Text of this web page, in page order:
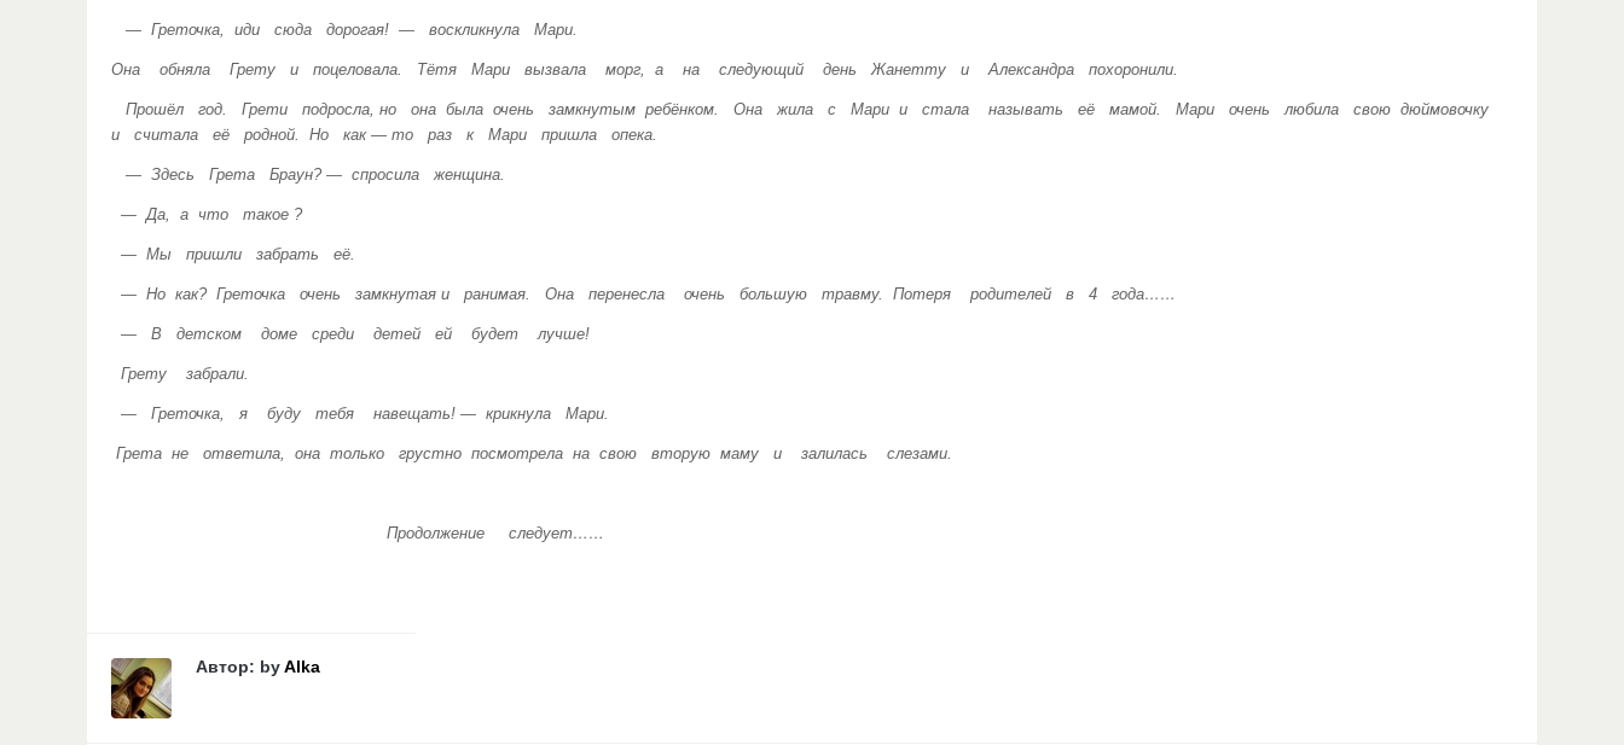
— Греточка, иди сюда дорогая! — воскликнула Мари.
Она обняла Грету и поцеловала. Тётя Мари вызвала морг, а на следующий день Жанетту и Александра похоронили.
Прошёл год. Грети подросла, но она была очень замкнутым ребёнком. Она жила с Мари и стала называть её мамой. Мари очень любила свою дюймовочку
и считала её родной. Но как — то раз к Мари пришла опека.
— Здесь Грета Браун? — спросила женщина.
— Да, а что такое ?
— Мы пришли забрать её.
— Но как? Греточка очень замкнутая и ранимая. Она перенесла очень большую травму. Потеря родителей в 4 года……
— В детском доме среди детей ей будет лучше!
Грету забрали.
— Греточка, я буду тебя навещать! — крикнула Мари.
Грета не ответила, она только грустно посмотрела на свою вторую маму и залилась слезами.
Продолжение следует……
Автор: byAlka